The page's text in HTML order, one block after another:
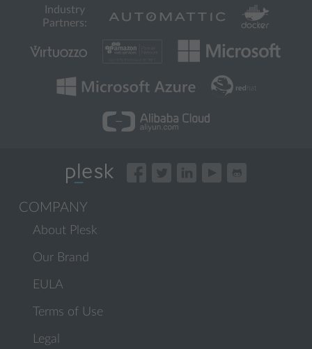
Industry
Partners:
COMPANY
About Plesk
Our Brand
EULA
Terms of Use
Legal